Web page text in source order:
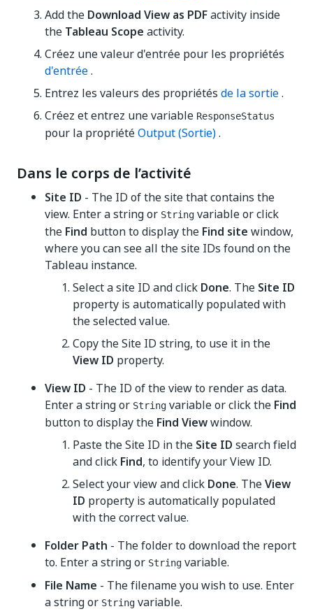
Add the Download View as PDFactivity inside
the Tableau Scope activity.
Créez une valeur d'entrée pour les propriétés
d'entrée.
Entrez les valeurs des propriétés de la sortie.
Créez et entrez une variable ResponseStatus
pour la propriétéOutput (Sortie).
Dans le corps de l’activité
Site ID - The ID of the site that contains the
view. Enter a string or String variable or click
the Find button to display the Find site window,
where you can see all the site IDs found on the
Tableau instance.
Select a site ID and click Done. The Site ID
property is automatically populated with
the selected value.
Copy the Site ID string, to use it in the
View ID property.
View ID - The ID of the view to render as data.
Enter a string or String variable or click the Find
button to display the Find Viewwindow.
Paste the Site ID in the Site ID search field
and click Find, to identify your View ID.
Select your view and click Done. TheView
ID property is automatically populated
with the correct value.
Folder Path - The folder to download the report
to. Enter a string or String variable.
File Name - The filename you wish to use. Enter
a string or String variable.